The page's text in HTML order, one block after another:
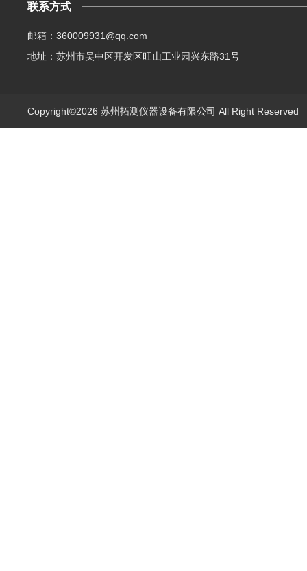
联系方式
邮箱：360009931@qq.com
地址：苏州市吴中区开发区旺山工业园兴东路31号
Copyright©2026 苏州拓测仪器设备有限公司 All Right